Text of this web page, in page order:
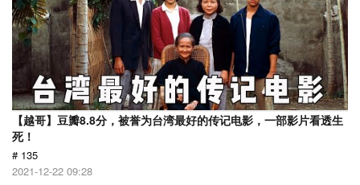
【越哥】豆瓣8.8分，被誉为台湾最好的传记电影，一部影片看透生
死！
# 135
2021-12-22 09:28